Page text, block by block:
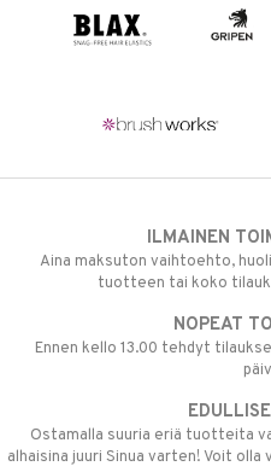
ILMAINEN
Aina maksuton vaihtoehto,
tuotteen tai koko
NOPEAT
Ennen kello 13.00 tehdyt
Ostamalla suuria eriä tuotteita
alhaisina juuri Sinua varten! Voit